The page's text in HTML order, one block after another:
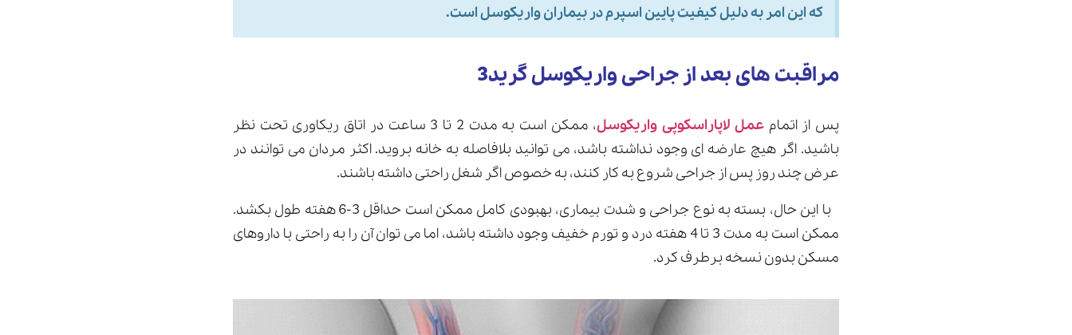
که این امر به دلیل کیفیت پایین اسپرم در بیماران واریکوسل است.
مراقبت های بعد از جراحی واریکوسل گرید3
پس از اتمامعمل لاپاراسکوپی واریکوسل
، ممکن است به مدت 2 تا 3 ساعت در اتاق ریکاوری تحت نظر
باشید. اگر هیچ عارضه ای وجود نداشته باشد، می توانید بلافاصله به خانه بروید. اکثر مردان می توانند در
عرض چند روز پس از جراحی شروع به کار کنند، به خصوص اگر شغل راحتی داشته باشند.
با این حال، بسته به نوع جراحی و شدت بیماری، بهبودی کامل ممکن است حداقل 3-6 هفته طول بکشد.
ممکن است به مدت 3 تا 4 هفته درد و تورم خفیف وجود داشته باشد، اما می توان آن را به راحتی با داروهای
مسکن بدون نسخه برطرف کرد.